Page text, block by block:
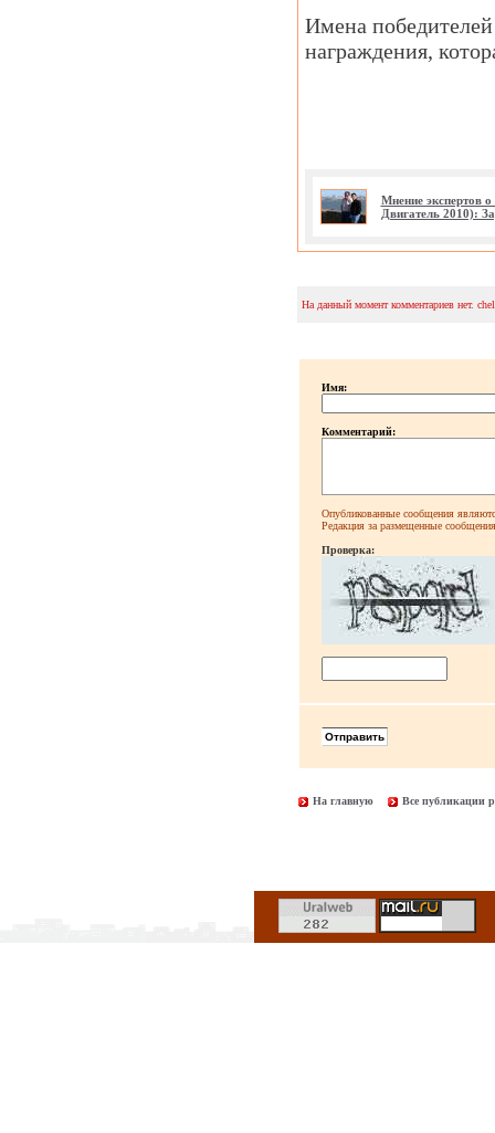
Имена
награждения,
Мнение экспертов
Двигатель 2010):
На данный момент комментариев нет.
Имя:
Комментарий:
Опубликованные сообщения
Редакция за размещенные сообщения
Проверка:
На главную Все публикации